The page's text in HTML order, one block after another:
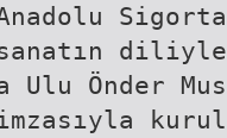
Ulu Önder